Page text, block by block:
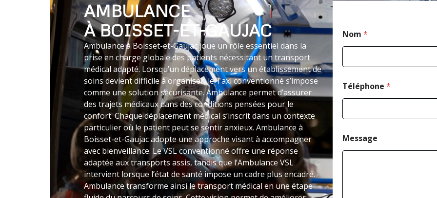
AMBULANCE
À BOISSET-ET-GAUJAC
Ambulance à Boisset-et-Gaujac joue un rôle essentiel dans la
prise en charge globale des patients nécessitant un transport
médical adapté. Lorsqu’un déplacement vers un établissement de
soins devient difficile à organiser, le Taxi conventionné s’impose
comme une solution sécurisante. Ambulance permet d’assurer
des trajets médicaux dans des conditions pensées pour le
confort. Chaque déplacement médical s’inscrit dans un contexte
particulier où le patient peut se sentir anxieux. Ambulance à
Boisset-et-Gaujac adopte une approche visant à accompagner
avec bienveillance. Le VSL conventionné offre une réponse
adaptée aux transports assis, tandis que l’Ambulance VSL
intervient lorsque l’état de santé impose un cadre plus encadré.
Ambulance transforme ainsi le transport médical en une étape
Nom *
Téléphone *
Message